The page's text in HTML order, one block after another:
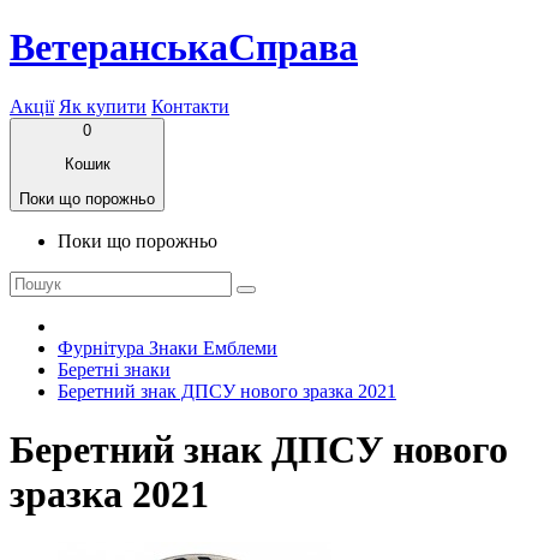
ВетеранськаСправа
Акції Як купити Контакти
0
Кошик
Поки що порожньо
Поки що порожньо
Фурнітура Знаки Емблеми
Беретні знаки
Беретний знак ДПСУ нового зразка 2021
Беретний знак ДПСУ нового
зразка 2021